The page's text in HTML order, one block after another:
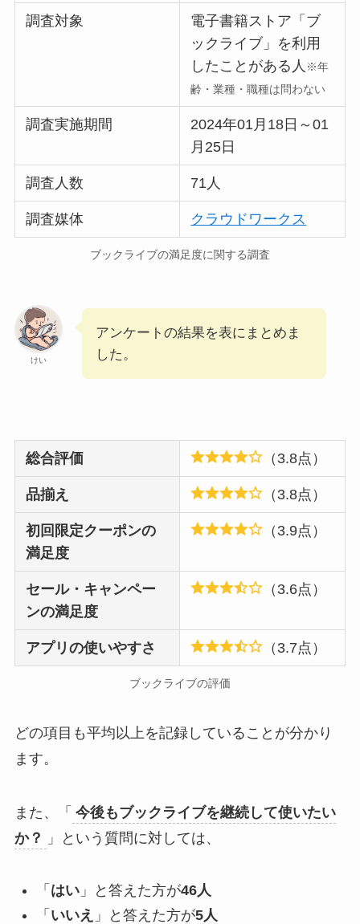
調査対象
電子書籍ストア「ブ
ックライブ」を利用
したことがある人 ※年
齢・業種・職種は問わない
調査実施期間
2024年01月18日～01
月25日
調査人数 71人
調査媒体 クラウドワークス
ブックライブの満足度に関する調査
けい
アンケートの結果を表にまとめま
した。
総合評価 （3.8点）
品揃え （3.8点）
初回限定クーポンの
満足度
（3.9点）
セール・キャンペー
ンの満足度
（3.6点）
アプリの使いやすさ （3.7点）
ブックライブの評価
どの項目も平均以上を記録していることが分かり
ます。
また、「 今後もブックライブを継続して使いたい
か？
」という質問に対しては、
「 はい」と答えた方が46人
「 いいえ 」と答えた方が5人